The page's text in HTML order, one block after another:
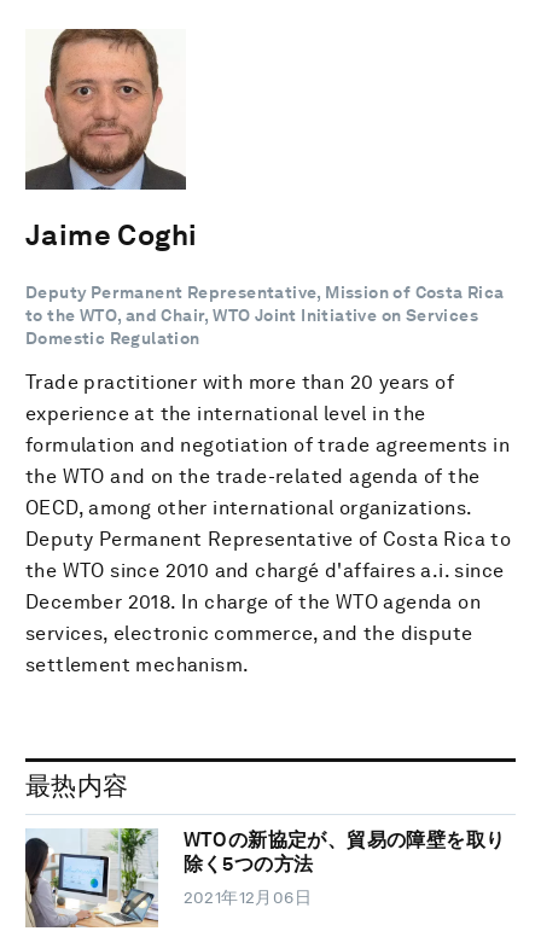
Jaime Coghi
Deputy Permanent Representative, Mission of Costa Rica
to the WTO, and Chair, WTO Joint Initiative on Services
Domestic Regulation
Trade practitioner with more than 20 years of
experience at the international level in the
formulation and negotiation of trade agreements in
the WTO and on the trade-related agenda of the
OECD, among other international organizations.
Deputy Permanent Representative of Costa Rica to
the WTO since 2010 and chargé d'affaires a.i. since
December 2018. In charge of the WTO agenda on
services, electronic commerce, and the dispute
settlement mechanism.
最热内容
WTOの新協定が、貿易の障壁を取り
除く5つの方法
2021年12月06日